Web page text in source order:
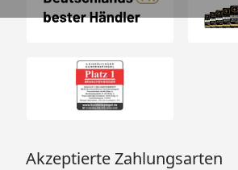
Akzeptierte Zahlungsarten